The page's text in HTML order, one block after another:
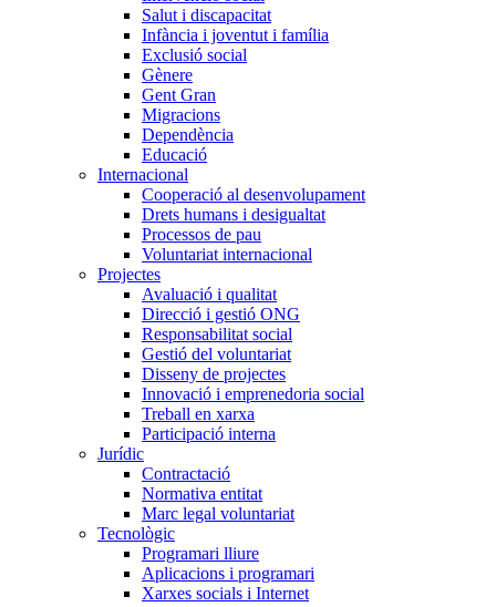
Salut i discapacitat
Infància i joventut i família
Exclusió social
Gènere
Gent Gran
Migracions
Dependència
Educació
Internacional
Cooperació al desenvolupament
Drets humans i desigualtat
Processos de pau
Voluntariat internacional
Projectes
Avaluació i qualitat
Direcció i gestió ONG
Responsabilitat social
Gestió del voluntariat
Disseny de projectes
Innovació i emprenedoria social
Treball en xarxa
Participació interna
Jurídic
Contractació
Normativa entitat
Marc legal voluntariat
Tecnològic
Programari lliure
Aplicacions i programari
Xarxes socials i Internet